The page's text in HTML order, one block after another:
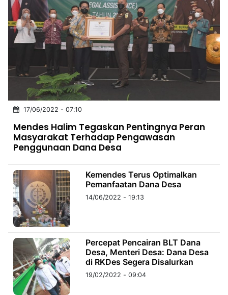
17/06/2022 - 07:10
Mendes Halim Tegaskan Pentingnya Peran
Masyarakat Terhadap Pengawasan
Penggunaan Dana Desa
Kemendes Terus Optimalkan
Pemanfaatan Dana Desa
14/06/2022 - 19:13
Percepat Pencairan BLT Dana
Desa, Menteri Desa: Dana Desa
di RKDes Segera Disalurkan
19/02/2022 - 09:04